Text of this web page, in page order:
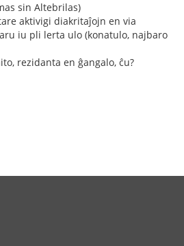
sin Altebrilas)
aktivigi diakritaĵojn en via
iu pli lerta ulo (konatulo, najbaro
rezidanta en ĝangalo, ĉu?